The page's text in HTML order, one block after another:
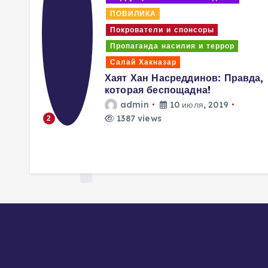
3
Коррупция и отмывание денег
ПОВИЛИКА
Покрователи и спонсоры
Ответ на Заявления HRW и
AHRCA – Когда заканчивается
терпение возраждается
СОПРОТИВЛЕНИЕ!
admin
20 июня, 2019